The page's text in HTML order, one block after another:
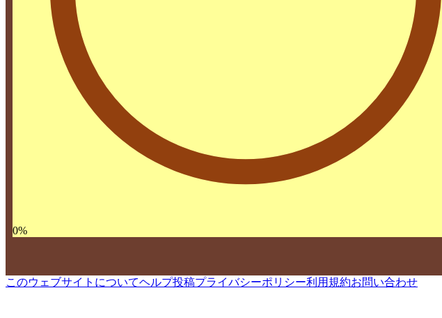
0%
このウェブサイトについてヘルプ投稿プライバシーポリシー利用規約お問い合わせ